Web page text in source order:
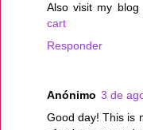
Also visit my
cart
Responder
Anónimo 3 de
Gooԁ day! This іs